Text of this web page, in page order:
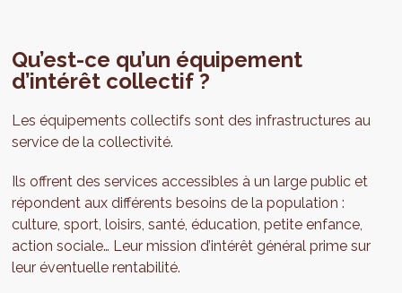
Qu’est-ce qu’un équipement
d’intérêt collectif ?
Les équipements collectifs sont des infrastructures au
service de la collectivité.
Ils offrent des services accessibles à un large public et
répondent aux différents besoins de la population :
culture, sport, loisirs, santé, éducation, petite enfance,
action sociale… Leur mission d’intérêt général prime sur
leur éventuelle rentabilité.